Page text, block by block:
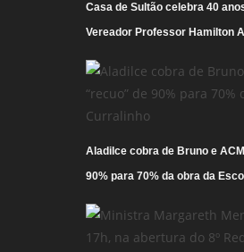
Casa de Sultão celebra 40
Vereador Professor Hamilton
Aladilce cobra de Bruno e
90% para 70% da obra da